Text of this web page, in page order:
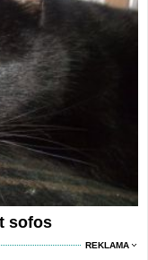
sofos
REKLAMA